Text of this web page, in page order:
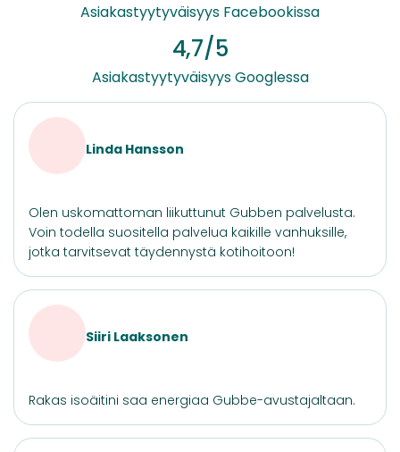
Asiakastyytyväisyys Facebookissa
4,7/5
Asiakastyytyväisyys Googlessa
Linda Hansson
Olen uskomattoman liikuttunut Gubben palvelusta.
Voin todella suositella palvelua kaikille vanhuksille,
jotka tarvitsevat täydennystä kotihoitoon!
Siiri Laaksonen
Rakas isoäitini saa energiaa Gubbe-avustajaltaan.